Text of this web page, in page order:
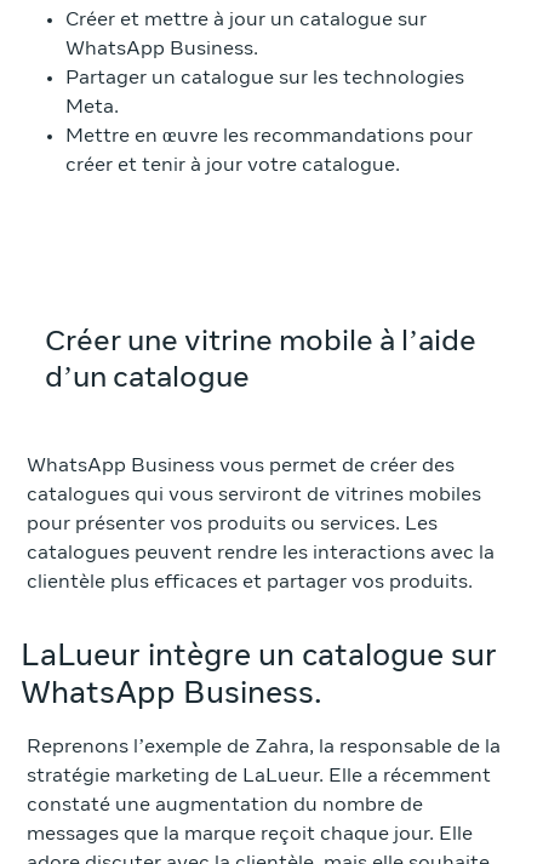
Créer et mettre à jour un catalogue sur
WhatsApp Business.
Partager un catalogue sur les technologies
Meta.
Mettre en œuvre les recommandations pour
créer et tenir à jour votre catalogue.
Créer une vitrine mobile à l’aide
d’un catalogue
WhatsApp Business vous permet de créer des
catalogues qui vous serviront de vitrines mobiles
pour présenter vos produits ou services. Les
catalogues peuvent rendre les interactions avec la
clientèle plus efficaces et partager vos produits.
LaLueur intègre un catalogue sur
WhatsApp Business.
Reprenons l’exemple de Zahra, la responsable de la
stratégie marketing de LaLueur. Elle a récemment
constaté une augmentation du nombre de
messages que la marque reçoit chaque jour. Elle